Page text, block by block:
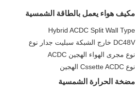
مكيف هواء يعمل بالطاقة الشمسية
Hybrid ACDC Split Wall Type
DC48V خارج الشبكة سبليت جدار نوع
نوع مجرى الهواء الهجين ACDC
نوع Cssette ACDC الهجين
مضخة الحرارة الشمسية